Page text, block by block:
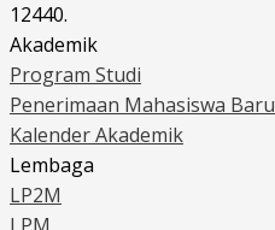
12440.
Akademik
Program Studi
Penerimaan Mahasiswa Baru
Kalender Akademik
Lembaga
LP2M